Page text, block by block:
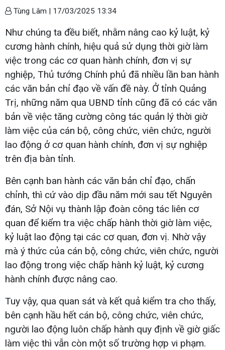
Tùng Lâm | 17/03/2025 13:34
Như chúng ta đều biết, nhằm nâng cao kỷ luật, kỷ
cương hành chính, hiệu quả sử dụng thời giờ làm
việc trong các cơ quan hành chính, đơn vị sự
nghiệp, Thủ tướng Chính phủ đã nhiều lần ban hành
các văn bản chỉ đạo về vấn đề này. Ở tỉnh Quảng
Trị, những năm qua UBND tỉnh cũng đã có các văn
bản về việc tăng cường công tác quản lý thời giờ
làm việc của cán bộ, công chức, viên chức, người
lao động ở cơ quan hành chính, đơn vị sự nghiệp
trên địa bàn tỉnh.
Bên cạnh ban hành các văn bản chỉ đạo, chấn
chỉnh, thì cứ vào dịp đầu năm mới sau tết Nguyên
đán, Sở Nội vụ thành lập đoàn công tác liên cơ
quan để kiểm tra việc chấp hành thời giờ làm việc,
kỷ luật lao động tại các cơ quan, đơn vị. Nhờ vậy
mà ý thức của cán bộ, công chức, viên chức, người
lao động trong việc chấp hành kỷ luật, kỷ cương
hành chính được nâng cao.
Tuy vậy, qua quan sát và kết quả kiểm tra cho thấy,
bên cạnh hầu hết cán bộ, công chức, viên chức,
người lao động luôn chấp hành quy định về giờ giấc
làm việc thì vẫn còn một số trường hợp vi phạm.